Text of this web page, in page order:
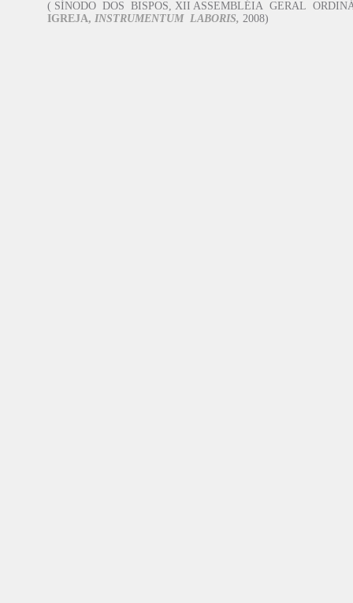
( SÍNODO DOS BISPOS, XII ASSEMBLÉIA GERAL
IGREJA, INSTRUMENTUM LABORIS, 2008)